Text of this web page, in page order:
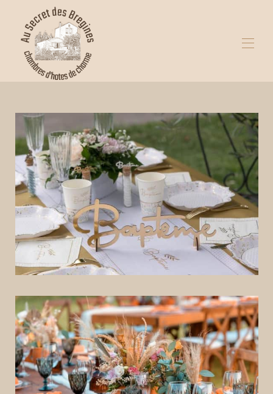
Unsere Partner
Gestalten, feiern, auftanken
Was kann man in Béziers und Umgebung
unternehmen?
Alle Objekte ▾
Kontaktieren Sie uns